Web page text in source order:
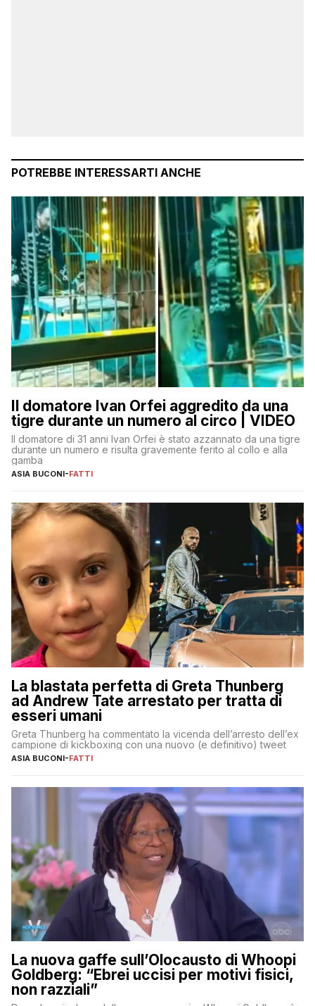
POTREBBE INTERESSARTI ANCHE
Il domatore Ivan Orfei aggredito da una
tigre durante un numero al circo | VIDEO
Il domatore di 31 anni Ivan Orfei è stato azzannato da una tigre
durante un numero e risulta gravemente ferito al collo e alla
gamba
ASIA BUCONI-FATTI
La blastata perfetta di Greta Thunberg
ad Andrew Tate arrestato per tratta di
esseri umani
Greta Thunberg ha commentato la vicenda dell’arresto dell’ex
campione di kickboxing con una nuovo (e definitivo) tweet
ASIA BUCONI-FATTI
La nuova gaffe sull’Olocausto di Whoopi
Goldberg: “Ebrei uccisi per motivi fisici,
non razziali”